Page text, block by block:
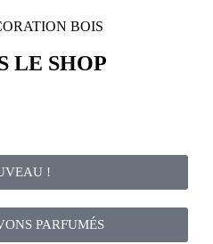
BOIS
LE SHOP
!
PARFUMÉS